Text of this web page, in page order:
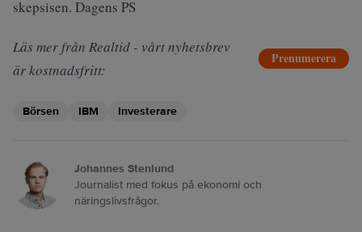
skepsisen. Dagens PS
Läs mer från Realtid - vårt nyhetsbrev
är kostnadsfritt:
Prenumerera
Börsen IBM Investerare
Johannes Stenlund
Journalist med fokus på ekonomi och
näringslivsfrågor.